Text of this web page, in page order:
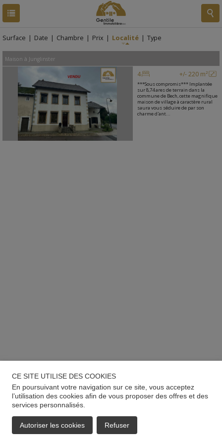
RESULTATS
Surface | Date | Chambre | Prix | Localité | Type
Maison à Junglinster
+/- 220 m²
4
***Sous compromis*** Implantée
sur 8,74 ares de terrain dans la
commune de Bech, cette magnifique
maison de village à caractère rural
saura vous séduire de par son
charme d'ant...
CE SITE UTILISE DES COOKIES
En poursuivant votre navigation sur ce site, vous acceptez
l’utilisation des cookies afin de vous proposer des offres et des
services personnalisés.
Autoriser les cookies Refuser